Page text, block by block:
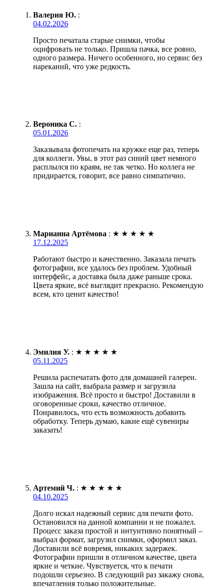
Валерия Ю. :
04.02.2026
Просто печатала старые снимки, чтобы
оцифровать не только. Пришла пачка, все ровно,
одного размера. Ничего особенного, но сервис без
нареканий, что уже редкость.
Вероника С. :
05.01.2026
Заказывала фотопечать на кружке еще раз, теперь
для коллеги. Увы, в этот раз синий цвет немного
расплылся по краям, не так четко. Но коллега не
придирается, говорит, все равно симпатично.
Марианна Артёмова : ★ ★ ★ ★ ★
17.12.2025
Работают быстро и качественно. Заказала печать
фотографии, все удалось без проблем. Удобный
интерфейс, а доставка была даже раньше срока.
Цвета яркие, всё выглядит прекрасно. Рекомендую
всем, кто ценит качество!
Эмилия У. : ★ ★ ★ ★ ★
05.11.2025
Решила распечатать фото для домашней галереи.
Зашла на сайт, выбрала размер и загрузила
изображения. Всё просто и быстро! Доставили в
оговоренные сроки, качество отличное.
Понравилось, что есть возможность добавить
обработку. Теперь думаю, какие ещё сувениры
заказать!
Артемий Ч. : ★ ★ ★ ★ ★
04.10.2025
Долго искал надежный сервис для печати фото.
Остановился на данной компании и не пожалел.
Процесс заказа простой и интуитивно понятный –
выбрал формат, загрузил снимки, оформил заказ.
Доставили всё вовремя, никаких задержек.
Фотографии пришли в отличном качестве, цвета
яркие и четкие. Чувствуется, что к печати
подошли серьезно. В следующий раз закажу снова,
впечатления только положительные.